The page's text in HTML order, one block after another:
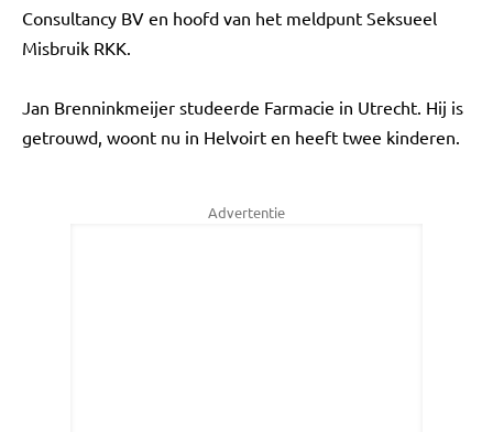
Consultancy BV en hoofd van het meldpunt Seksueel
Misbruik RKK.
Jan Brenninkmeijer studeerde Farmacie in Utrecht. Hij is
getrouwd, woont nu in Helvoirt en heeft twee kinderen.
Advertentie